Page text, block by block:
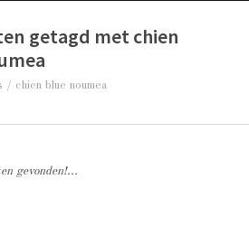
getagd met chien
/ chien blue noumea
gevonden!...